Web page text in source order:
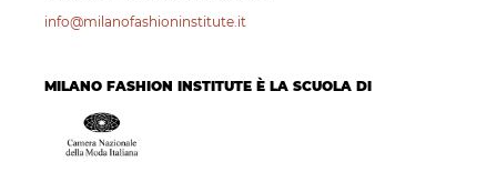
info@milanofashioninstitute.it
MILANO FASHION INSTITUTE È LA SCUOLA DI